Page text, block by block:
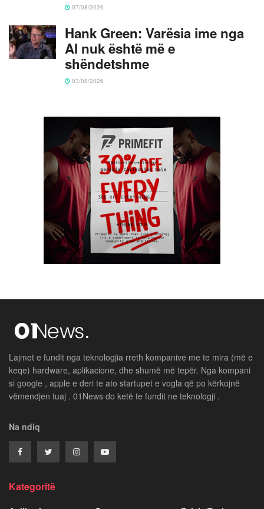
07/08/2026
Hank Green: Varësia ime nga
AI nuk është më e
shëndetshme
03/08/2026
Lajmet e fundit nga teknologjia rreth kompanive me te mira (më e
keqe) hardware, aplikacione, dhe shumë më tepër. Nga kompani
si google , apple e deri te ato startupet e vogla që po kërkojnë
vëmendjen tuaj . 01News do ketë te fundit ne teknologji .
Na ndiq
Kategoritë